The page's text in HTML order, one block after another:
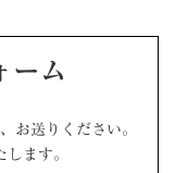
ーム
お送りください。
ます。